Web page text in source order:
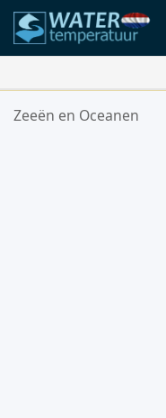
Uw Favoriete Locaties:
Zeeën en Oceanen